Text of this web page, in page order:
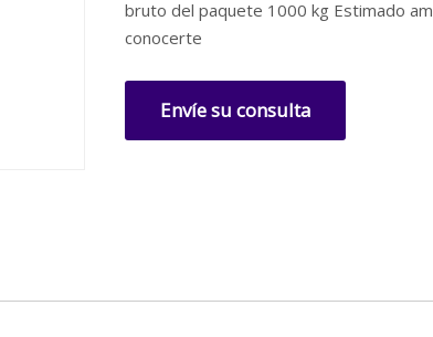
bruto del paquete 1000 kg Estimado
conocerte
Envíe su consulta